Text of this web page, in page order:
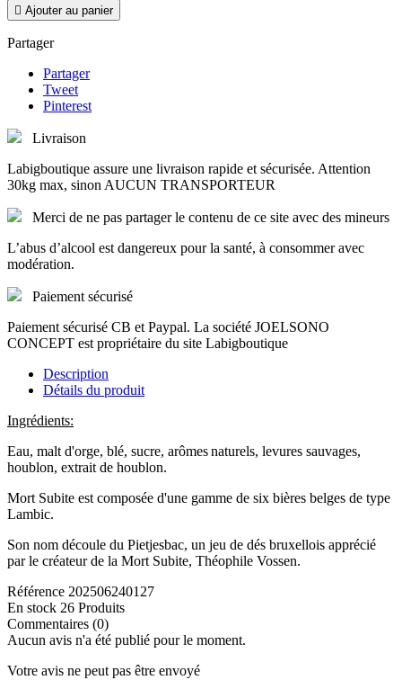
 Ajouter au panier
Partager
Partager
Tweet
Pinterest
Livraison
Labigboutique assure une livraison rapide et sécurisée. Attention
30kg max, sinon AUCUN TRANSPORTEUR
Merci de ne pas partager le contenu de ce site avec des mineurs
L’abus d’alcool est dangereux pour la santé, à consommer avec
modération.
Paiement sécurisé
Paiement sécurisé CB et Paypal. La société JOELSONO
CONCEPT est propriétaire du site Labigboutique
Description
Détails du produit
Ingrédients:
Eau, malt d'orge, blé, sucre, arômes naturels, levures sauvages,
houblon, extrait de houblon.​
Mort Subite est composée d'une gamme de six bières belges de type
Lambic.
Son nom découle du Pietjesbac, un jeu de dés bruxellois apprécié
par le créateur de la Mort Subite, Théophile Vossen.
Référence 202506240127
En stock 26 Produits
Commentaires (0)
Aucun avis n'a été publié pour le moment.
Votre avis ne peut pas être envoyé